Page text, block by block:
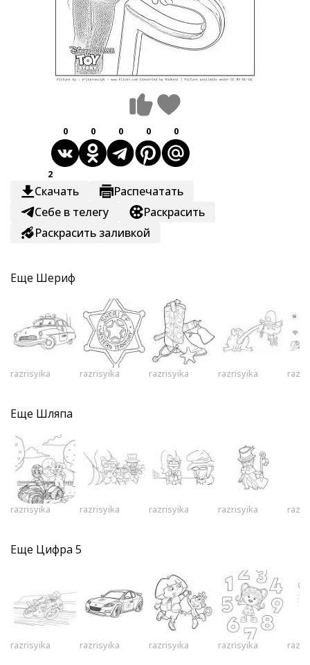
0 0 0 0 0
2
Скачать
Распечатать
Себе в телегу
Раскрасить
Раскрасить заливкой
Еще Шериф
razrisyika razrisyika razrisyika razrisyika
Еще Шляпа
razrisyika razrisyika razrisyika razrisyika
Еще Цифра 5
razrisyika razrisyika razrisyika razrisyika